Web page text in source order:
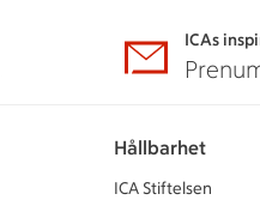
ICAs
Hållbarhet
ICA Stiftelsen